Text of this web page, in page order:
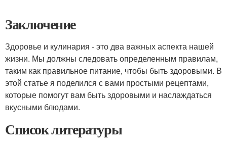
Заключение
Здоровье и кулинария - это два важных аспекта нашей
жизни. Мы должны следовать определенным правилам,
таким как правильное питание, чтобы быть здоровыми. В
этой статье я поделился с вами простыми рецептами,
которые помогут вам быть здоровыми и наслаждаться
вкусными блюдами.
Список литературы